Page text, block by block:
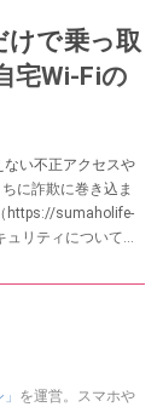
けで乗っ取
宅Wi-Fiの
ない不正アクセスや
に詐欺に巻き込ま
https://sumaholife-
リティについてご
を運営。スマホや